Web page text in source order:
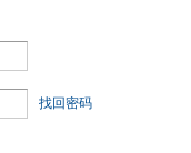
找回密码